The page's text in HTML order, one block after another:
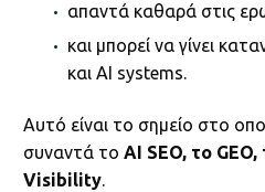
απαντά καθαρά στις
και μπορεί να γίνει
και AI systems.
Αυτό είναι το σημείο στο
συναντά το AI SEO, το GEO,
Visibility.